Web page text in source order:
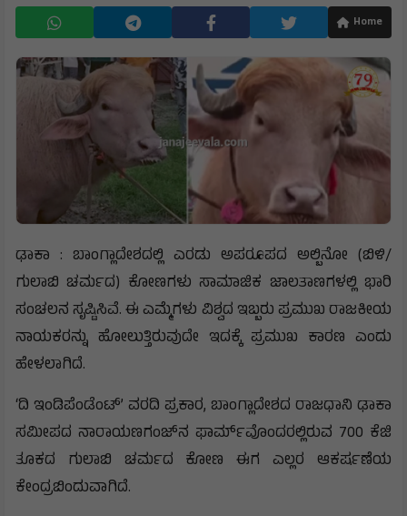
Home
ಢಾಕಾ : ಬಾಂಗ್ಲಾದೇಶದಲ್ಲಿ ಎರಡು ಅಪರೂಪದ ಅಲ್ಬಿನೋ (ಬಿಳಿ/
ಗುಲಾಬಿ ಚರ್ಮದ) ಕೋಣಗಳು ಸಾಮಾಜಿಕ ಜಾಲತಾಣಗಳಲ್ಲಿ ಭಾರಿ
ಸಂಚಲನ ಸೃಷ್ಟಿಸಿವೆ. ಈ ಎಮ್ಮೆಗಳು ವಿಶ್ವದ ಇಬ್ಬರು ಪ್ರಮುಖ ರಾಜಕೀಯ
ನಾಯಕರನ್ನು ಹೋಲುತ್ತಿರುವುದೇ ಇದಕ್ಕೆ ಪ್ರಮುಖ ಕಾರಣ ಎಂದು
ಹೇಳಲಾಗಿದೆ.
‘ದಿ ಇಂಡಿಪೆಂಡೆಂಟ್’ ವರದಿ ಪ್ರಕಾರ, ಬಾಂಗ್ಲಾದೇಶದ ರಾಜಧಾನಿ ಢಾಕಾ
ಸಮೀಪದ ನಾರಾಯಣಗಂಜ್‌ನ ಫಾರ್ಮ್‌ವೊಂದರಲ್ಲಿರುವ 700 ಕೆಜಿ
ತೂಕದ ಗುಲಾಬಿ ಚರ್ಮದ ಕೋಣ ಈಗ ಎಲ್ಲರ ಆಕರ್ಷಣೆಯ
ಕೇಂದ್ರಬಿಂದುವಾಗಿದೆ.